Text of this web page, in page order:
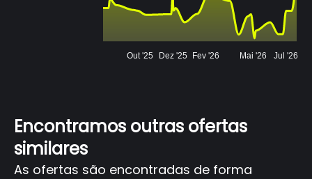
Out '25 Dez '25 Fev '26 Mai '26 Jul '26
Encontramos outras ofertas
similares
As ofertas são encontradas de forma